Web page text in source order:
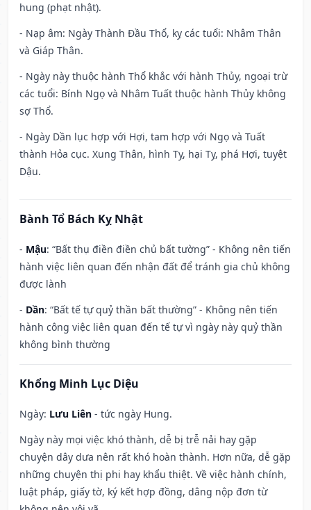
hung (phạt nhật).
- Nạp âm: Ngày Thành Đầu Thổ, kỵ các tuổi: Nhâm Thân
và Giáp Thân.
- Ngày này thuộc hành Thổ khắc với hành Thủy, ngoại trừ
các tuổi: Bính Ngọ và Nhâm Tuất thuộc hành Thủy không
sợ Thổ.
- Ngày Dần lục hợp với Hợi, tam hợp với Ngọ và Tuất
thành Hỏa cục. Xung Thân, hình Tỵ, hại Tỵ, phá Hợi, tuyệt
Dậu.
Bành Tổ Bách Kỵ Nhật
- Mậu: “Bất thụ điền điền chủ bất tường” - Không nên tiến
hành việc liên quan đến nhận đất để tránh gia chủ không
được lành
- Dần: “Bất tế tự quỷ thần bất thường” - Không nên tiến
hành công việc liên quan đến tế tự vì ngày này quỷ thần
không bình thường
Khổng Minh Lục Diệu
Ngày: Lưu Liên - tức ngày Hung.
Ngày này mọi việc khó thành, dễ bị trễ nải hay gặp
chuyện dây dưa nên rất khó hoàn thành. Hơn nữa, dễ gặp
những chuyện thị phi hay khẩu thiệt. Về việc hành chính,
luật pháp, giấy tờ, ký kết hợp đồng, dâng nộp đơn từ